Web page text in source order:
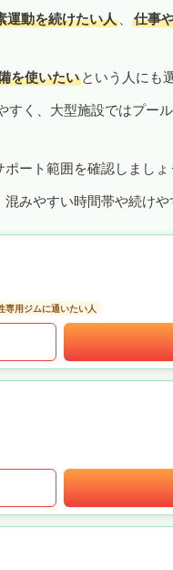
運動を続けたい人 、 仕事
を使いたい という人にも
く、大型施設ではプー
ート範囲を確認しましょ
みやすい時間帯や続けや
専用ジムに通いたい人